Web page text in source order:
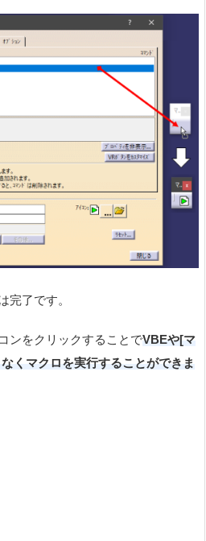
完了です。
ンをクリックすることでVBEや[マ
くマクロを実行することができま